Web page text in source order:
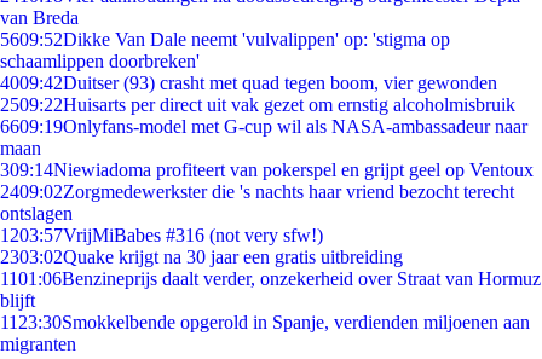
van Breda
5609:52Dikke Van Dale neemt 'vulvalippen' op: 'stigma op
schaamlippen doorbreken'
4009:42Duitser (93) crasht met quad tegen boom, vier gewonden
2509:22Huisarts per direct uit vak gezet om ernstig alcoholmisbruik
6609:19Onlyfans-model met G-cup wil als NASA-ambassadeur naar
maan
309:14Niewiadoma profiteert van pokerspel en grijpt geel op Ventoux
2409:02Zorgmedewerkster die 's nachts haar vriend bezocht terecht
ontslagen
1203:57VrijMiBabes #316 (not very sfw!)
2303:02Quake krijgt na 30 jaar een gratis uitbreiding
1101:06Benzineprijs daalt verder, onzekerheid over Straat van Hormuz
blijft
11 23:30Smokkelbende opgerold in Spanje, verdienden miljoenen aan
migranten